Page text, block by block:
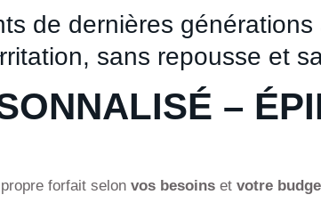
de dernières
sans repousse et
–
forfait selon vos besoins et votre